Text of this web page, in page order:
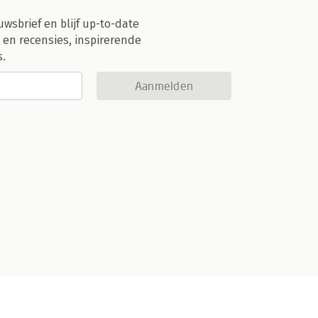
en blijf up-to-date
recensies, inspirerende
Aanmelden